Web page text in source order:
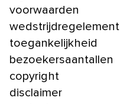
voorwaarden
wedstrijdregelement
toegankelijkheid
bezoekersaantallen
copyright
disclaimer